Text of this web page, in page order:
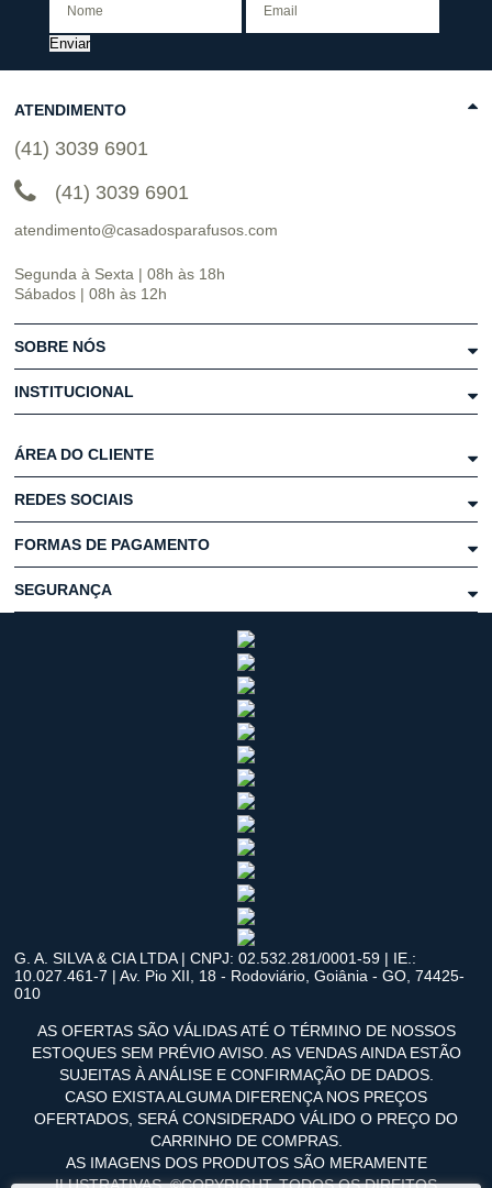
Enviar
ATENDIMENTO
(41) 3039 6901
(41) 3039 6901
atendimento@casadosparafusos.com
Segunda à Sexta | 08h às 18h
Sábados | 08h às 12h
SOBRE NÓS
INSTITUCIONAL
ÁREA DO CLIENTE
REDES SOCIAIS
FORMAS DE PAGAMENTO
SEGURANÇA
G. A. SILVA & CIA LTDA | CNPJ: 02.532.281/0001-59 | IE.:
10.027.461-7 | Av. Pio XII, 18 - Rodoviário, Goiânia - GO, 74425-
010
AS OFERTAS SÃO VÁLIDAS ATÉ O TÉRMINO DE NOSSOS
ESTOQUES SEM PRÉVIO AVISO. AS VENDAS AINDA ESTÃO
SUJEITAS À ANÁLISE E CONFIRMAÇÃO DE DADOS.
CASO EXISTA ALGUMA DIFERENÇA NOS PREÇOS
OFERTADOS, SERÁ CONSIDERADO VÁLIDO O PREÇO DO
CARRINHO DE COMPRAS.
AS IMAGENS DOS PRODUTOS SÃO MERAMENTE